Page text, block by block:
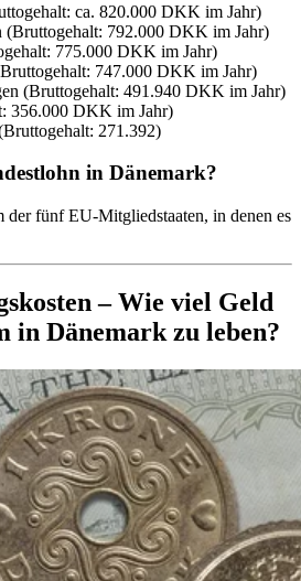
ca. 820.000 DKK im Jahr)
(Bruttogehalt: 792.000 DKK im Jahr)
775.000 DKK im Jahr)
747.000 DKK im Jahr)
(Bruttogehalt: 491.940 DKK im Jahr)
356.000 DKK im Jahr)
271.392)
in Dänemark?
der fünf EU-Mitgliedstaaten, in denen es
– Wie viel Geld
in Dänemark zu leben?